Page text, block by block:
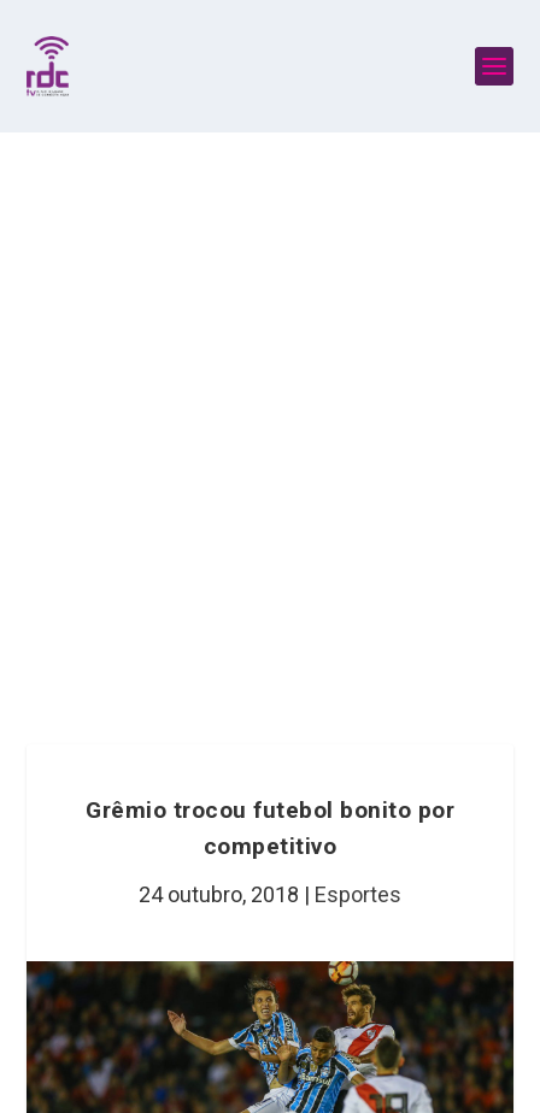
Grêmio trocou futebol bonito por
competitivo
24 outubro, 2018 | Esportes